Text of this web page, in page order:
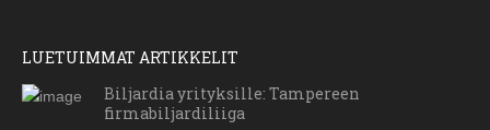
LUETUIMMAT ARTIKKELIT
Biljardia yrityksille: Tampereen
firmabiljardiliiga